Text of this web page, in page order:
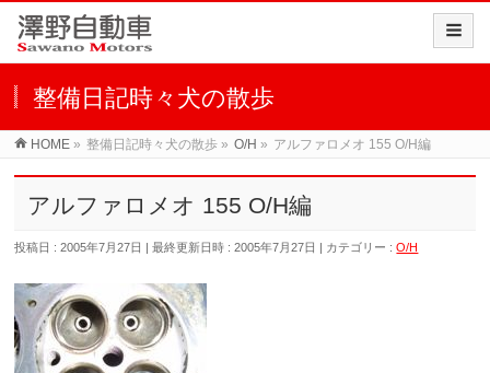
整備日記時々犬の散歩
HOME » 整備日記時々犬の散歩 » O/H » アルファロメオ 155 O/H編
アルファロメオ 155 O/H編
投稿日 : 2005年7月27日 最終更新日時 : 2005年7月27日 カテゴリー :O/H